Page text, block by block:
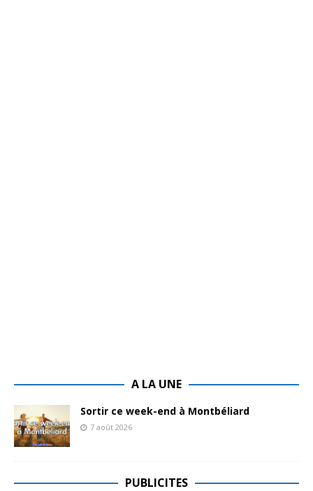
A LA UNE
Sortir ce week-end à Montbéliard
7 août 2026
PUBLICITES